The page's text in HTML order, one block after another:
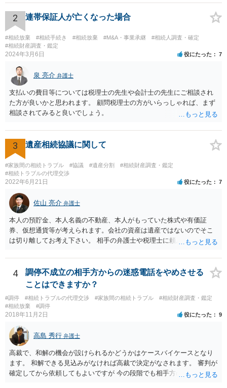
ります。 もし、主張したい事実や考慮してほしい事情に関連して
資料を持っているようであれば、主張書面とは別で提出できます。も
し、お姉さんに見られたくないような資料がある場合、「非開示の希
望に関する申出書」と共に提出することも考えられます。 ご質問：書
いた方が良い事と書かない方が良い事 回答： お姉さんが申立書の「申
立ての趣旨」のところに書いている遺産の分け方に対して意見があれ
ば、まずそれを書くとよいです。 次に「申立ての理由」のところに、
なぜ調停を申し立てたのか(例えば、あかささんと話合いが出来ない／
決裂した、など)や亡くなった方・あかささん・お姉さん間の事情やい
きさつなどが書かれていると思うので、あかささんから見てそれは違
うと感じるところは、どのように違うのか、など書くとよいです。 そ
の他、お姉さんの申立書には書かれていないけど、どのように遺産を
った等)、それも書くとよいです。 書かない方が良いと思うことは、遺
産分割に関係ない(と思われる)いきさつを沢山盛り込むことだと考えま
す(あくまで遺産分割に関係することに留める方が、裁判所や調停委員
の方に事情を理解してもらいやすいと思います)。
2 連帯保証人が亡くなった場合
#相続放棄 #相続手続き #相続放棄 #M&A・事業承継
#相続人調査・確定
#相続財産調査・鑑定
2024年3月6日 役にたった 7
泉 亮介 弁護士
支払いの費目等については税理士の先生や会計士の先生にご相談され
た方が良いかと思われます。 顧問税理士の方がいらっしゃれば、まず
相談されてみると良いでしょう。
3 遺産相続協議に関して
#家族間の相続トラブル #協議 #遺産分割
#相続財産調査・鑑定
#相続トラブルの代理交渉
2022年6月21日 役にたった 7
佐山 亮介 弁護士
本人の預貯金、本人名義の不動産、本人がもっていた株式や有価証
券、仮想通貨等が考えられます。会社の資産は遺産ではないのでそこ
は切り離してお考え下さい。 相手の弁護士や税理士に頼んでも守秘義
意に開示を求め、応じなければ「調査嘱託」という手続きを使って銀
行等に照会をかけることになるでしょう。 不動産は、相続登記が済ん
でいなければ市役所ないし区役所に、お子様と義父様のつながりがわ
かる戸籍一式を揃えてもちこみ、「名寄せ」という手続きをすると、
分かると思います。遺産分割協議書の偽造等により既に相続登記され
てしまっている場合は、住所などに当たりをつけて登記名義を調べて
すが、現代では、各々が自由に価格設定をしていますので、特に相場
はお示しできません。ただし、かつて日本弁護士連合会が設けていた
報酬基準を踏まえて価格設定している弁護士は一定数いると思います
ので、それが一応の目安となるでしょう。
4
調停不成立の相手方からの迷惑電話をやめさせる
ことはできますか？
#調停 #相続トラブルの代理交渉 #家族間の相続トラブル
#相続財産調査・鑑定
#相続放棄
#調停
2018年11月2日 役にたった 9
高島 秀行 弁護士
高裁で、和解の機会が設けられるかどうかはケースバイケースとなり
ます。 和解できる見込みがなければ高裁で決定がなされます。 審判が
確定してから依頼してもよいですが 今の段階でも相手方の連絡が迷惑